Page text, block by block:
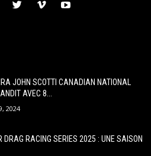
JOHN SCOTTI CANADIAN NATIONAL
AVEC 8...
2024
DRAG RACING SERIES 2025 : UNE SAISON